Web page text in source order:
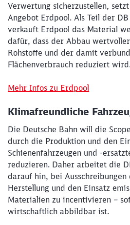
Verwertung sicherzustellen,
Angebot Erdpool. Als Teil der
verkauft Erdpool das Material
dafür, dass der Abbau
Rohstoffe und der damit
Flächenverbrauch reduziert
Mehr Infos zu Erdpool
Klimafreundliche
Die Deutsche Bahn will die
durch die Produktion und den
Schienenfahrzeugen und -
reduzieren. Daher arbeitet die
darauf hin, bei Ausschreibungen
Herstellung und den Einsatz
Materialien zu incentivieren –
wirtschaftlich abbildbar ist.